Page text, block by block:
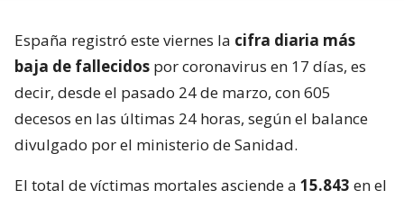
España registró este viernes la cifra diaria más
baja de fallecidos por coronavirus en 17 días, es
decir, desde el pasado 24 de marzo, con 605
decesos en las últimas 24 horas, según el balance
divulgado por el ministerio de Sanidad.
El total de víctimas mortales asciende a 15.843 en el